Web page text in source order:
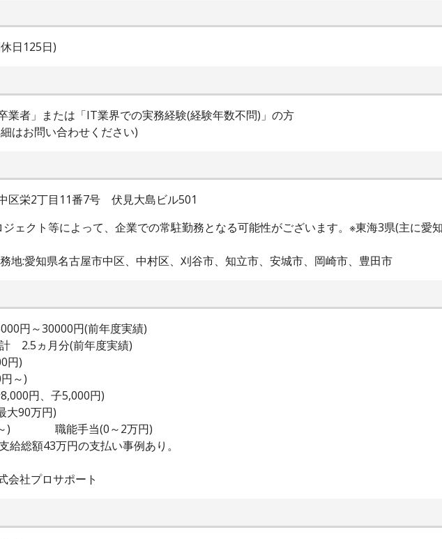
日125日)
業者」または「IT業界での実務経験(経験年数不問)」の方
はお問い合わせください)
区栄2丁目11番7号 伏見大島ビル501
ェクト等によって、企業での常駐勤務となる可能性がございます。※東海3県(主に愛
地:愛知県名古屋市中区、中村区、刈谷市、知立市、安城市、岡崎市、豊田市
円～30000円(前年度実績)
2.5ヵ月分(前年度実績)
円)
～)
円、子5,000円)
大90万円)
～) 職能手当(0～2万円)
給総額43万円の支払い事例あり。
会社プロサポート